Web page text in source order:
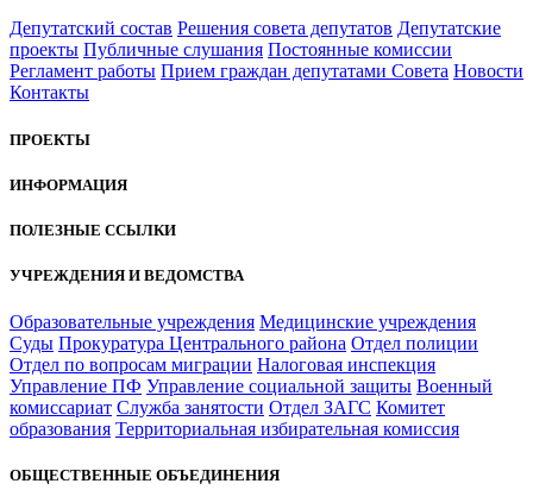
Депутатский состав Решения совета депутатов Депутатские
проекты Публичные слушания Постоянные комиссии
Регламент работы Прием граждан депутатами Совета Новости
Контакты
ПРОЕКТЫ
ИНФОРМАЦИЯ
ПОЛЕЗНЫЕ ССЫЛКИ
УЧРЕЖДЕНИЯ И ВЕДОМСТВА
Образовательные учреждения Медицинские учреждения
Суды Прокуратура Центрального района Отдел полиции
Отдел по вопросам миграции Налоговая инспекция
Управление ПФ Управление социальной защиты Военный
комиссариат Служба занятости Отдел ЗАГС Комитет
образования Территориальная избирательная комиссия
ОБЩЕСТВЕННЫЕ ОБЪЕДИНЕНИЯ